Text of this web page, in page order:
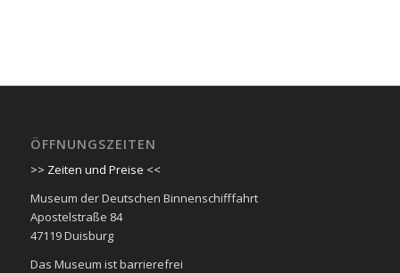
ÖFFNUNGSZEITEN
>> Zeiten und Preise <<
Museum der Deutschen Binnenschifffahrt
Apostelstraße 84
47119 Duisburg
Das Museum ist barrierefrei